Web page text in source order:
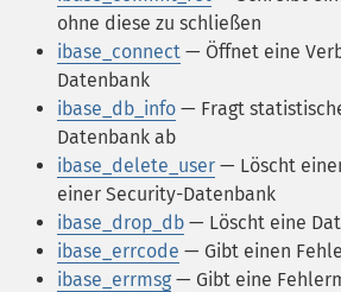
ohne diese zu schließen
ibase_connect — Öffnet eine
Datenbank
ibase_db_info — Fragt
Datenbank ab
ibase_delete_user — Löscht
einer Security-Datenbank
ibase_drop_db — Löscht eine
ibase_errcode — Gibt einen
ibase_errmsg — Gibt eine